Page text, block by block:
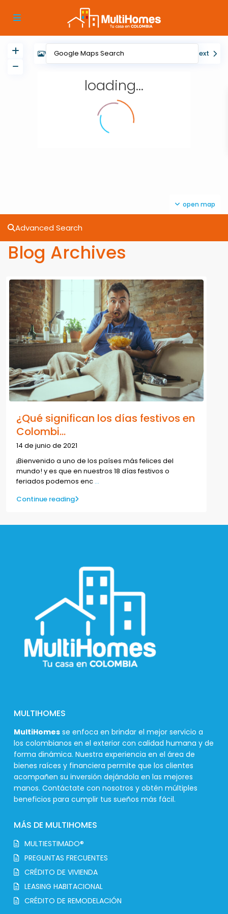
loading...
open map
View My Location Next
Advanced Search
Blog Archives
¿Qué significan los días festivos en
Colombi...
14 de junio de 2021
¡Bienvenido a uno de los países más felices del
mundo! y es que en nuestros 18 días festivos o
feriados podemos enc ...
Continue reading
MULTIHOMES
MultiHomes se enfoca en brindar el mejor servicio a
los colombianos en el exterior con calidad humana y de
forma dinámica. Nuestra experiencia en el área de
bienes raíces y financiera permite que los clientes
acompañen su inversión dejándola en las mejores
manos. Contáctate con nosotros y obtén múltiples
beneficios para cumplir tus sueños más fácil.
MÁS DE MULTIHOMES
MULTIESTIMADO®
PREGUNTAS FRECUENTES
CRÉDITO DE VIVIENDA
LEASING HABITACIONAL
CRÉDITO DE REMODELACIÓN